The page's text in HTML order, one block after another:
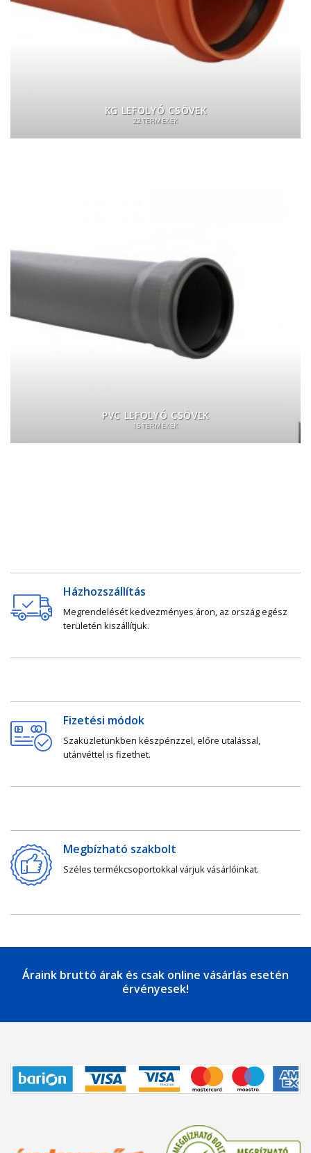
KG LEFOLYÓ CSÖVEK
22 TERMÉKEK
PVC LEFOLYÓ CSÖVEK
15 TERMÉKEK
Házhozszállítás
Megrendelését kedvezményes áron, az ország egész
területén kiszállítjuk.
Fizetési módok
Szaküzletünkben készpénzzel, előre utalással,
utánvéttel is fizethet.
Megbízható szakbolt
Széles termékcsoportokkal várjuk vásárlóinkat.
Áraink bruttó árak és csak online vásárlás esetén
érvényesek!